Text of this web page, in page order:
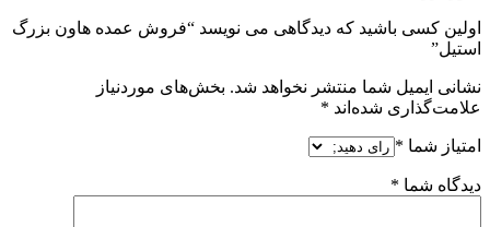
اولین کسی باشید که دیدگاهی می نویسد “فروش عمده هاون بزرگ
استیل”
نشانی ایمیل شما منتشر نخواهد شد. بخش‌های موردنیاز
علامت‌گذاری شده‌اند *
امتیاز شما *
دیدگاه شما *